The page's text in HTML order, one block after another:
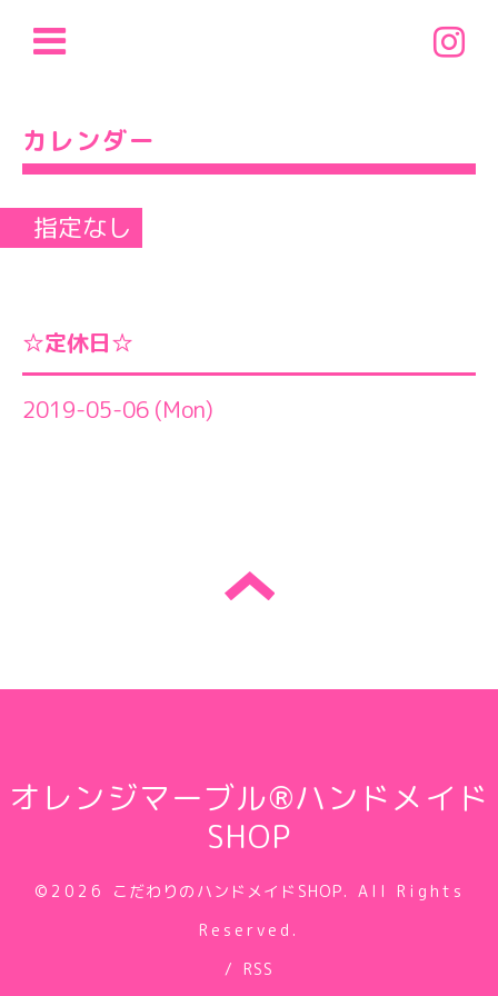
カレンダー
指定なし
☆定休日☆
2019-05-06 (Mon)
オレンジマーブル®ハンドメイド
SHOP
©2026 こだわりのハンドメイドSHOP. All Rights
Reserved.
/ RSS